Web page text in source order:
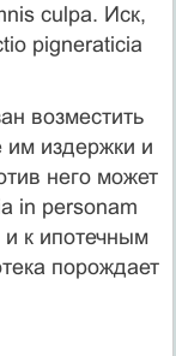
culpa. Иск,
pigneraticia
возместить
издержки и
него может
in personam
к ипотечным
порождает